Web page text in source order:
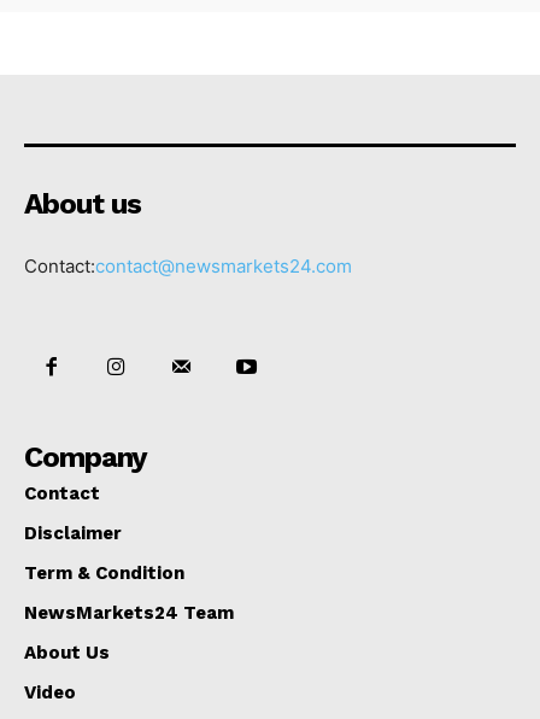
About us
Contact:contact@newsmarkets24.com
Company
Contact
Disclaimer
Term & Condition
NewsMarkets24 Team
About Us
Video